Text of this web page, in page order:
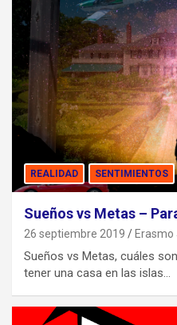
REALIDAD SENTIMIENTOS
Sueños vs Metas –
26 septiembre 2019
Sueños vs Metas, cuáles
tener una casa en las islas…